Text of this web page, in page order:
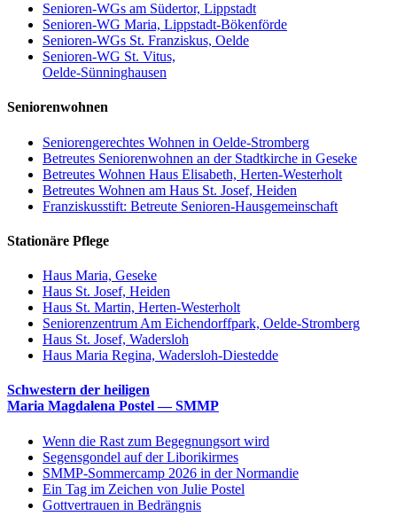
Senioren-WGs am Südertor, Lippstadt
Senioren-WG Maria, Lippstadt-Bökenförde
Senioren-WGs St. Franziskus, Oelde
Senioren-WG St. Vitus,
Oelde-Sünninghausen
Seniorenwohnen
Seniorengerechtes Wohnen in Oelde-Stromberg
Betreutes Seniorenwohnen an der Stadtkirche in Geseke
Betreutes Wohnen Haus Elisabeth, Herten-Westerholt
Betreutes Wohnen am Haus St. Josef, Heiden
Franziskusstift: Betreute Senioren-Hausgemeinschaft
Stationäre Pflege
Haus Maria, Geseke
Haus St. Josef, Heiden
Haus St. Martin, Herten-Westerholt
Seniorenzentrum Am Eichendorffpark, Oelde-Stromberg
Haus St. Josef, Wadersloh
Haus Maria Regina, Wadersloh-Diestedde
Schwestern der heiligen
Maria Magdalena Postel — SMMP
Wenn die Rast zum Begegnungsort wird
Segensgondel auf der Liborikirmes
SMMP-Sommercamp 2026 in der Normandie
Ein Tag im Zeichen von Julie Postel
Gottvertrauen in Bedrängnis